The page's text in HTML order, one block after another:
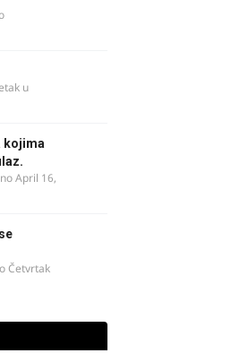
u
kojima
April 16,
Četvrtak